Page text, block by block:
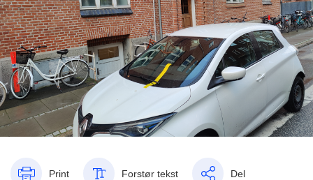
Print Forstør tekst Del